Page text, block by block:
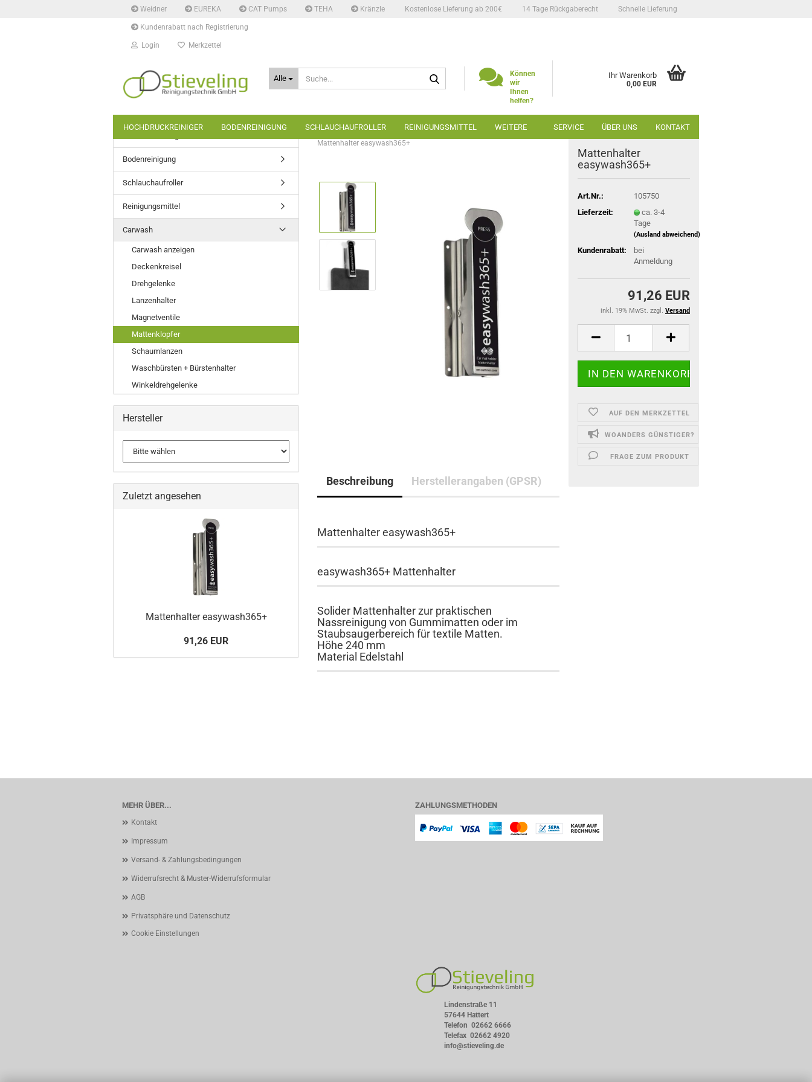
Weidner EUREKA CAT Pumps TEHA Kränzle Kostenlose Lieferung ab 200€ 14 Tage Rückgaberecht Schnelle Lieferung
Kundenrabatt nach Registrierung
Login Merkzettel
Alle
Können
wir
Ihnen
helfen?
6666
Ihr Warenkorb
0,00 EUR
HOCHDRUCKREINIGER BODENREINIGUNG SCHLAUCHAUFROLLER REINIGUNGSMITTEL SERVICE ÜBER UNS KONTAKT
WEITERE
Startseite » Carwash » Mattenklopfer »
Mattenhalter easywash365+
Mattenhalter
easywash365+
Art.Nr.:
105750
Lieferzeit:
ca. 3-4
Tage
(Ausland abweichend)
Kundenrabatt:
bei
Anmeldung
91,26 EUR
inkl. 19% MwSt. zzgl. Versand
AUF DEN MERKZETTEL
WOANDERS GÜNSTIGER?
FRAGE ZUM PRODUKT
Beschreibung Herstellerangaben (GPSR)
Mattenhalter easywash365+
easywash365+ Mattenhalter
Solider Mattenhalter zur praktischen
Nassreinigung von Gummimatten oder im
Staubsaugerbereich für textile Matten.
Höhe 240 mm
Material Edelstahl
Bodenreinigung
Schlauchaufroller
Reinigungsmittel
Carwash
Carwash anzeigen
Deckenkreisel
Drehgelenke
Lanzenhalter
Magnetventile
Mattenklopfer
Schaumlanzen
Waschbürsten + Bürstenhalter
Winkeldrehgelenke
Hersteller
Zuletzt angesehen
Mattenhalter easywash365+
91,26 EUR
MEHR ÜBER...
Kontakt
Impressum
Versand- & Zahlungsbedingungen
Widerrufsrecht & Muster-Widerrufsformular
AGB
Privatsphäre und Datenschutz
Cookie Einstellungen
ZAHLUNGSMETHODEN
Lindenstraße 11
57644 Hattert
Telefon 02662 6666
Telefax 02662 4920
info@stieveling.de